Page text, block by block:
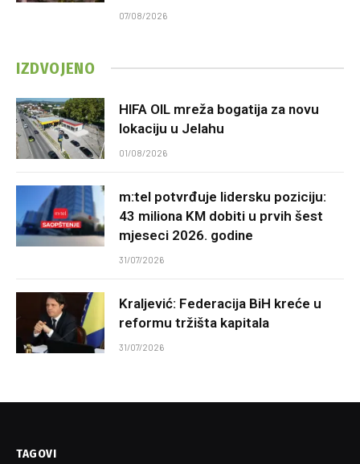
07/08/2026
IZDVOJENO
HIFA OIL mreža bogatija za novu
lokaciju u Jelahu
01/08/2026
m:tel potvrđuje lidersku poziciju:
43 miliona KM dobiti u prvih šest
mjeseci 2026. godine
31/07/2026
Kraljević: Federacija BiH kreće u
reformu tržišta kapitala
31/07/2026
TAGOVI